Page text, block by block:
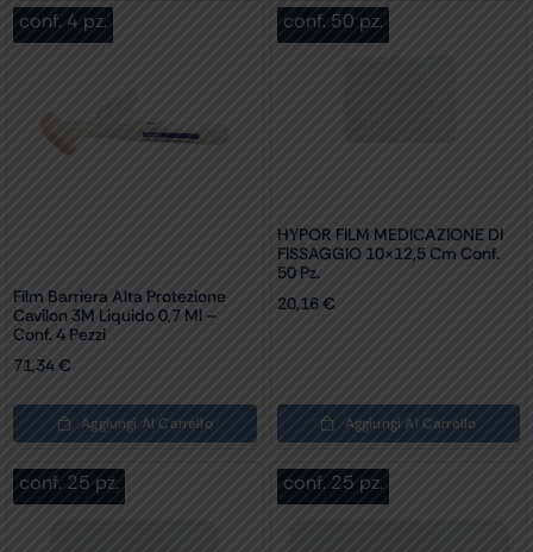
conf. 4 pz.
Film Barriera Alta Protezione
Cavilon 3M Liquido 0,7 Ml –
Conf. 4 Pezzi
71,34€
Aggiungi Al Carrello
conf. 50 pz.
HYPOR FILM MEDICAZIONE DI
FISSAGGIO 10×12,5 Cm Conf.
50 Pz.
20,16 €
Aggiungi Al Carrello
conf. 25 pz. conf. 25 pz.